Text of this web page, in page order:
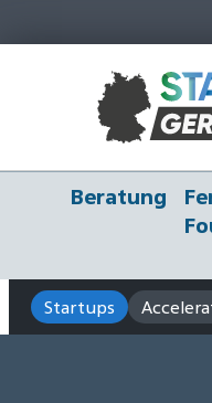
Beratung
Startups